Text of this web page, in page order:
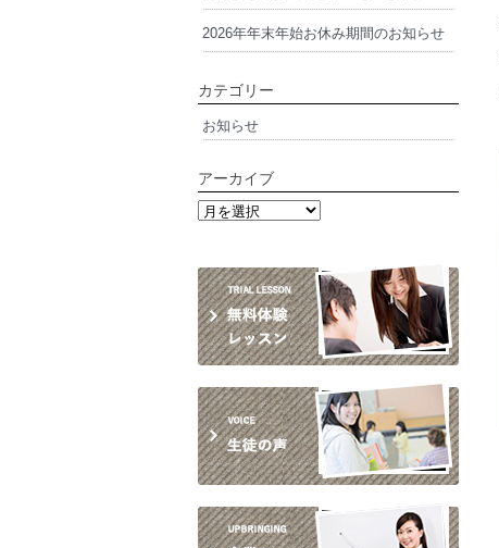
2026年年末年始お休み期間のお知らせ
カテゴリー
お知らせ
アーカイブ